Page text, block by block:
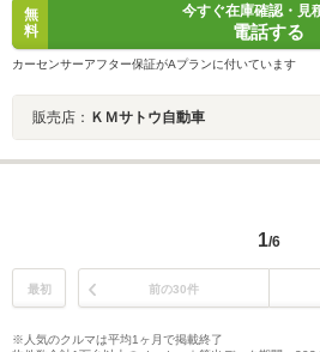
無
料
今すぐ在庫確認・見
電話する
カーセンサーアフター保証がAプランに付いています
販売店： ＫＭサトウ自動車
1/6
最初 前の30件
※人気のクルマは平均1ヶ月で掲載終了